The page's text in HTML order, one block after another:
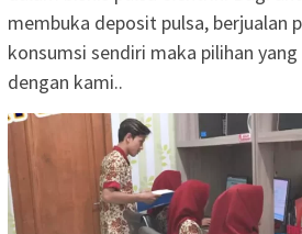
membuka deposit pulsa, berjualan
konsumsi sendiri maka pilihan
dengan kami..